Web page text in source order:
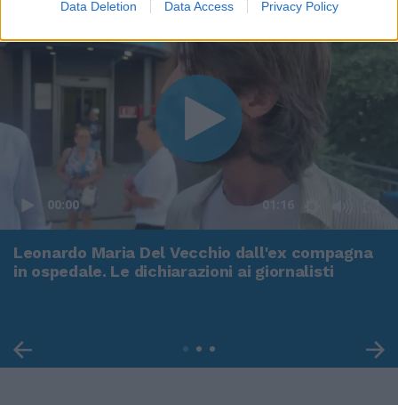
Data Deletion Data Access Privacy Policy
00:00 01:16
Leonardo Maria Del Vecchio dall'ex compagna
in ospedale. Le dichiarazioni ai giornalisti